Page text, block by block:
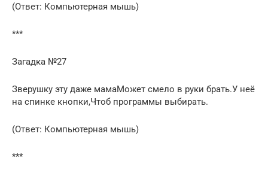
(Ответ: Компьютерная мышь)
***
Загадка №27
Зверушку эту даже мамаМожет смело в руки брать.У неё
на спинке кнопки,Чтоб программы выбирать.
(Ответ: Компьютерная мышь)
***